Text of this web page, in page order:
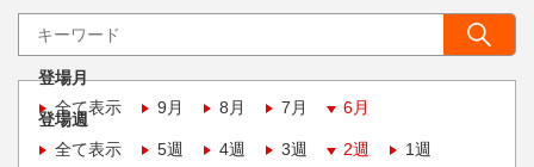
登場月
全て表示
9月 8月 7月 6月
登場週
全て表示
5週 4週 3週 2週 1週